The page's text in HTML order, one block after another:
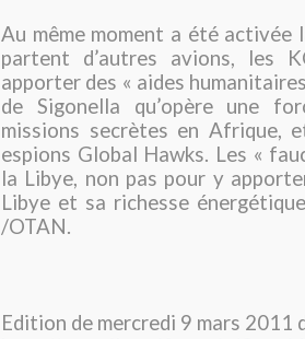
Au même moment a été activée
partent d’autres avions, les
apporter des « aides
de Sigonella qu’opère une
missions secrètes en Afrique,
espions Global Hawks. Les «
la Libye, non pas pour y
Libye et sa richesse
/OTAN.
Edition de mercredi 9 mars 2011